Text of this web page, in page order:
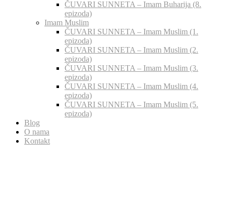
ČUVARI SUNNETA – Imam Buharija (8.
epizoda)
Imam Muslim
ČUVARI SUNNETA – Imam Muslim (1.
epizoda)
ČUVARI SUNNETA – Imam Muslim (2.
epizoda)
ČUVARI SUNNETA – Imam Muslim (3.
epizoda)
ČUVARI SUNNETA – Imam Muslim (4.
epizoda)
ČUVARI SUNNETA – Imam Muslim (5.
epizoda)
Blog
O nama
Kontakt